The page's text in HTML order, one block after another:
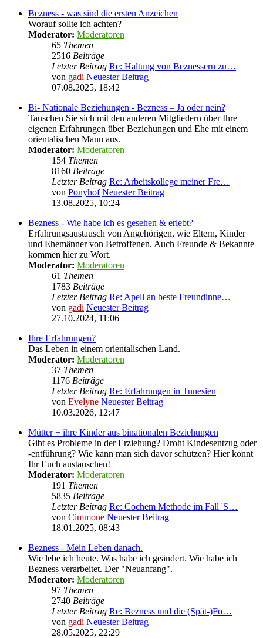
Bezness - was sind die ersten Anzeichen
Worauf sollte ich achten?
Moderator: Moderatoren
65 Themen
2516 Beiträge
Letzter Beitrag Re: Haltung von Beznessern zu…
von gadi Neuester Beitrag
07.08.2025, 18:42
Bi- Nationale Beziehungen - Bezness – Ja oder nein?
Tauschen Sie sich mit den anderen Mitgliedern über Ihre
eigenen Erfahrungen über Beziehungen und Ehe mit einem
orientalischen Mann aus.
Moderator: Moderatoren
154 Themen
8160 Beiträge
Letzter Beitrag Re: Arbeitskollege meiner Fre…
von Ponyhof Neuester Beitrag
13.08.2025, 10:24
Bezness - Wie habe ich es gesehen & erlebt?
Erfahrungsaustausch von Angehörigen, wie Eltern, Kinder
und Ehemänner von Betroffenen. Auch Freunde & Bekannte
kommen hier zu Wort.
Moderator: Moderatoren
61 Themen
1783 Beiträge
Letzter Beitrag Re: Apell an beste Freundinne…
von gadi Neuester Beitrag
27.10.2024, 11:06
Ihre Erfahrungen?
Das Leben in einem orientalischen Land.
Moderator: Moderatoren
37 Themen
1176 Beiträge
Letzter Beitrag Re: Erfahrungen in Tunesien
von Evelyne Neuester Beitrag
10.03.2026, 12:47
Mütter + ihre Kinder aus binationalen Beziehungen
Gibt es Probleme in der Erziehung? Droht Kindesentzug oder
-entführung? Wie kann man sich davor schützen? Hier könnt
Ihr Euch austauschen!
Moderator: Moderatoren
191 Themen
5835 Beiträge
Letzter Beitrag Re: Cochem Methode im Fall 'S…
von Cimmone Neuester Beitrag
18.01.2025, 08:43
Bezness - Mein Leben danach.
Wie lebe ich heute. Was habe ich geändert. Wie habe ich
Bezness verarbeitet. Der "Neuanfang".
Moderator: Moderatoren
97 Themen
2740 Beiträge
Letzter Beitrag Re: Bezness und die (Spät-)Fo…
von gadi Neuester Beitrag
28.05.2025, 22:29